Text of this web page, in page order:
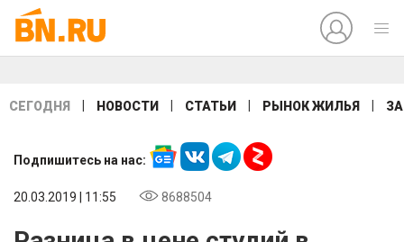
СЕГОДНЯ НОВОСТИ СТАТЬИ РЫНОК ЖИЛЬЯ
Подпишитесь на нас:
20.03.2019 | 11:55 8688504